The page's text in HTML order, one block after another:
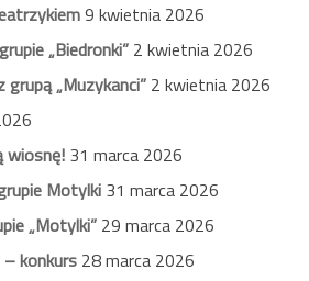
9 kwietnia 2026
„Biedronki” 2 kwietnia 2026
„Muzykanci” 2 kwietnia 2026
wiosnę! 31 marca 2026
Motylki 31 marca 2026
„Motylki” 29 marca 2026
– konkurs 28 marca 2026